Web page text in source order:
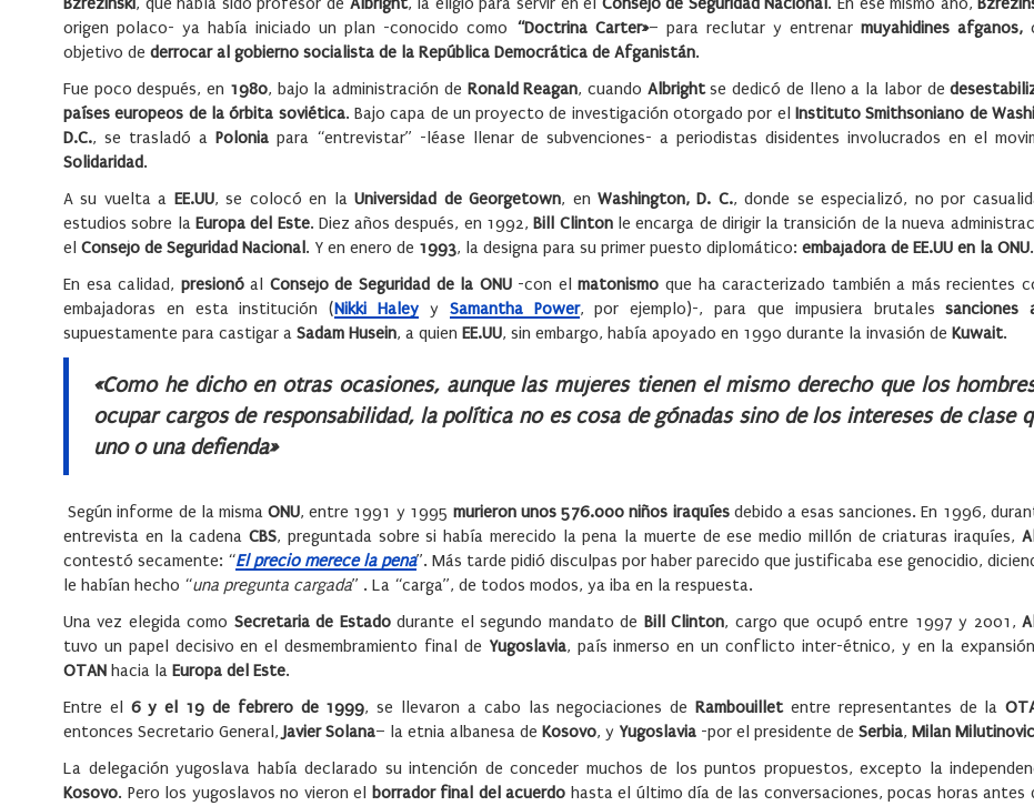
origen polaco- ya había iniciado un plan -conocido como “Doctrina Carter»– para reclutar y entrenar muyahidines afganos,
objetivo de derrocar al gobierno socialista de la República Democrática de Afganistán.
Fue poco después, en 1980, bajo la administración de Ronald Reagan, cuando Albrightse dedicó de lleno a la labor de
países europeos de la órbita soviética. Bajo capa de un proyecto de investigación otorgado por elInstituto Smithsoniano de
D.C., se trasladó a Poloniapara “entrevistar” -léase llenar de subvenciones- a periodistas disidentes involucrados en el
Solidaridad.
A su vuelta a EE.UU, se colocó en laUniversidad de Georgetown, en Washington, D. C., donde se especializó, no por
estudios sobre laEuropa del Este. Diez años después, en 1992,Bill Clintonle encarga de dirigir la transición de la nueva
el Consejo de Seguridad Nacional. Y en enero de 1993, la designa para su primer puesto diplomático: embajadora de EE.UU en la ONU.
En esa calidad, presionóal Consejo de Seguridad de la ONU-con elmatonismo que ha caracterizado también a más recientes
embajadoras en esta institución (Nikki Haley y Samantha Power, por ejemplo)-, para que impusiera brutalessanciones
supuestamente para castigar a Sadam Husein, a quien EE.UU, sin embargo, había apoyado en 1990 durante la invasión de Kuwait.
«Como he dicho en otras ocasiones, aunque las mujeres tienen el mismo derecho que los
ocupar cargos de responsabilidad, la política no es cosa de gónadas sino de los intereses de clase
uno o una defienda»
Según informe de la mismaONU, entre 1991 y 1995 murieron unos 576.000 niños iraquíesdebido a esas sanciones. En 1996,
entrevista en la cadenaCBS, preguntada sobre si había merecido la pena la muerte de ese medio millón de criaturas iraquíes,
contestó secamente: “El precio merece la pena”. Más tarde pidió disculpas por haber parecido que justificaba ese genocidio,
le habían hecho “una pregunta cargada” . La “carga”, de todos modos, ya iba en la respuesta.
Una vez elegida como Secretaria de Estadodurante el segundo mandato de Bill Clinton, cargo que ocupó entre 1997 y 2001,
tuvo un papel decisivo en el desmembramiento final de Yugoslavia, país inmerso en un conflicto inter-étnico, y en la
OTAN hacia la Europa del Este.
Entre el 6 y el 19 de febrero de 1999, se llevaron a cabo las negociaciones deRambouilletentre representantes de la
entonces Secretario General, Javier Solana– la etnia albanesa de Kosovo, y Yugoslavia -por el presidente de Serbia, Milan Milutinovic
La delegación yugoslava había declarado su intención de conceder muchos de los puntos propuestos, excepto la
Kosovo. Pero los yugoslavos no vieron el borrador final del acuerdo hasta el último día de las conversaciones, pocas horas antes